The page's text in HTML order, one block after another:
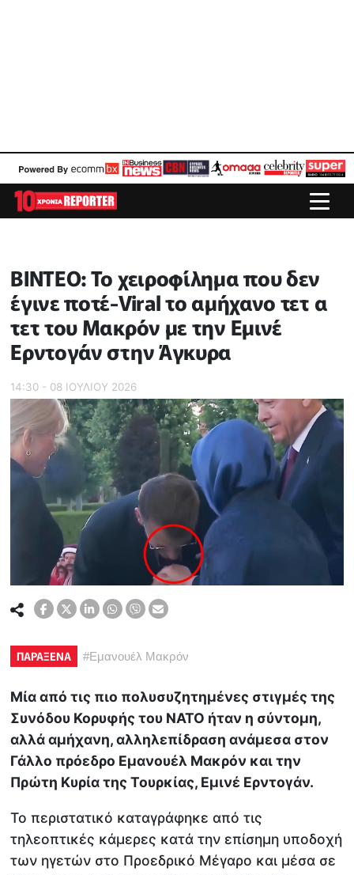
ΒΙΝΤΕΟ: Το χειροφίλημα που δεν
έγινε ποτέ-Viral το αμήχανο τετ α
τετ του Μακρόν με την Εμινέ
Ερντογάν στην Άγκυρα
14:30 - 08 ΙΟΥΛΙΟΥ 2026
ΠΑΡΑΞΕΝΑ #Εμανουέλ Μακρόν
Μία από τις πιο πολυσυζητημένες στιγμές της
Συνόδου Κορυφής του ΝΑΤΟ ήταν η σύντομη,
αλλά αμήχανη, αλληλεπίδραση ανάμεσα στον
Γάλλο πρόεδρο Εμανουέλ Μακρόν και την
Πρώτη Κυρία της Τουρκίας, Εμινέ Ερντογάν.
Το περιστατικό καταγράφηκε από τις
τηλεοπτικές κάμερες κατά την επίσημη υποδοχή
των ηγετών στο Προεδρικό Μέγαρο και μέσα σε